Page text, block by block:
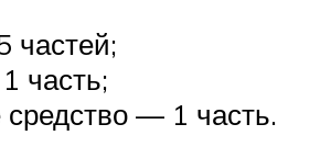
частей;
часть;
— 1 часть.